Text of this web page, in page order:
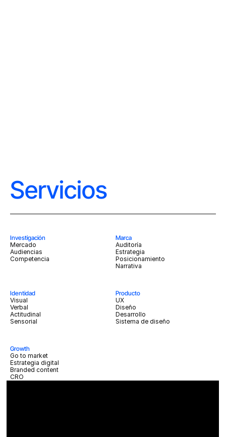
Servicios
Investigación
Mercado
Audiencias
Competencia
Marca
Auditoría
Estrategia
Posicionamiento
Narrativa
Identidad
Visual
Verbal
Actitudinal
Sensorial
Producto
UX
Diseño
Desarrollo
Sistema de diseño
Growth
Go to market
Estrategia digital
Branded content
CRO